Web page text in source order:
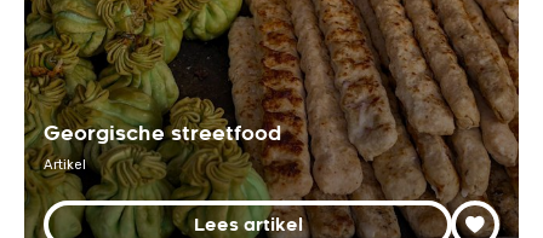
Georgische streetfood
Artikel
Lees artikel